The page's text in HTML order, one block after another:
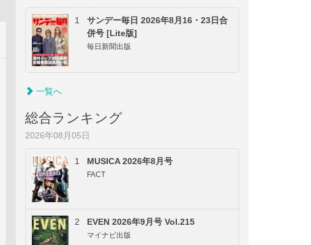
1
サンデー毎日 2026年8月16・23日合
併号 [Lite版]
毎日新聞出版
一覧へ
総合ランキング
2026年08月05日
1 MUSICA 2026年8月号
FACT
2 EVEN 2026年9月号 Vol.215
マイナビ出版